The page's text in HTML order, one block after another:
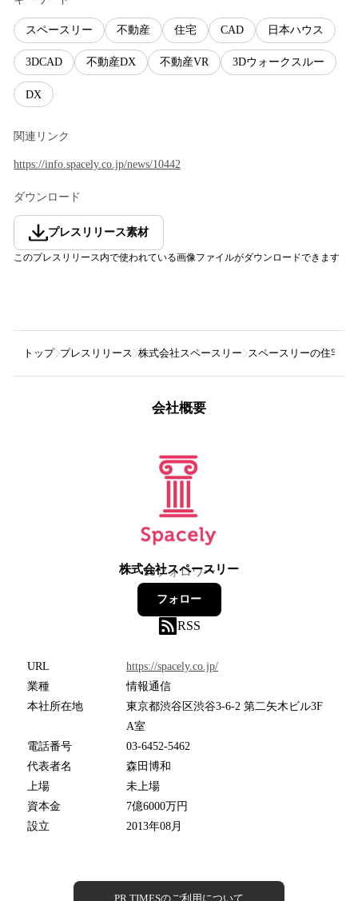
スペースリー 不動産 住宅 CAD 日本ハウス
3DCAD 不動産DX 不動産VR 3Dウォークスルー
DX
関連リンク
https://info.spacely.co.jp/news/10442
ダウンロード
プレスリリース素材
このプレスリリース内で使われている画像ファイルがダウンロードできます
トップ プレスリリース 株式会社スペースリー スペースリーの住宅内
会社概要
株式会社スペースリー
16フォロワー
フォロー
RSS
URL
https://spacely.co.jp/
業種
情報通信
本社所在地
東京都渋谷区渋谷3-6-2 第二矢木ビル3F
A室
電話番号
03-6452-5462
代表者名
森田博和
上場
未上場
資本金
7億6000万円
設立
2013年08月
PR TIMESのご利用について